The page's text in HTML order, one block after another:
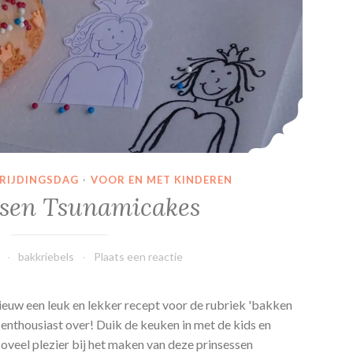
· VOOR EN MET KINDEREN
Tsunamicakes
bakkriebels Plaats een reactie
een leuk en lekker recept voor de rubriek 'bakken
over! Duik de keuken in met de kids en
plezier bij het maken van deze prinsessen